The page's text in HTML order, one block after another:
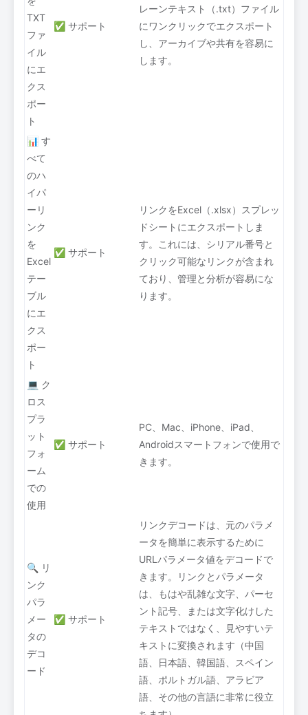
TXT
ファ
イル
にエ
クス
ポー
ト
✅ サポート
レーンテキスト（.txt）ファイル
にワンクリックでエクスポート
し、アーカイブや共有を容易に
します。
📊 す
べて
のハ
イパ
ーリ
ンク
を
Excel
テー
ブル
にエ
クス
ポー
ト
✅ サポート
リンクをExcel（.xlsx）スプレッ
ドシートにエクスポートしま
す。これには、シリアル番号と
クリック可能なリンクが含まれ
ており、管理と分析が容易にな
ります。
💻 ク
ロス
プラ
ット
フォ
ーム
での
使用
✅ サポート
PC、Mac、iPhone、iPad、
Androidスマートフォンで使用で
きます。
🔍 リ
ンク
パラ
メー
タの
デコ
ード
✅ サポート
リンクデコードは、元のパラメ
ータを簡単に表示するために
URLパラメータ値をデコードで
きます。リンクとパラメータ
は、もはや乱雑な文字、パーセ
ント記号、または文字化けした
テキストではなく、見やすいテ
キストに変換されます（中国
語、日本語、韓国語、スペイン
語、ポルトガル語、アラビア
語、その他の言語に非常に役立